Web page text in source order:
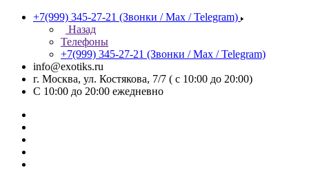
+7(999) 345-27-21 (Звонки / Max / Telegram)
Назад
Телефоны
+7(999) 345-27-21 (Звонки / Max / Telegram)
info@exotiks.ru
г. Москва, ул. Костякова, 7/7 ( с 10:00 до 20:00)
С 10:00 до 20:00 ежедневно